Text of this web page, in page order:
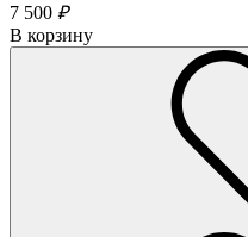
7 500 ₽
В корзину